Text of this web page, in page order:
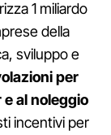
1 miliardo
della
sviluppo e
per
al noleggio
incentivi per